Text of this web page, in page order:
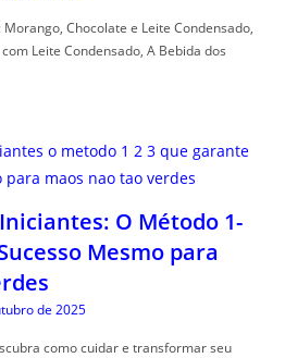
Chocolate e Leite Condensado,
Leite Condensado, A Bebida dos
O Método 1-
Mesmo para
de 2025
como cuidar e transformar seu